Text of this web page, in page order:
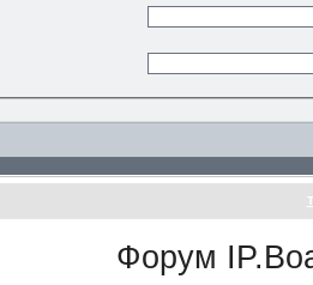
Форум